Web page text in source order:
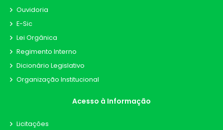
Ouvidoria
E-Sic
Lei Orgânica
Regimento Interno
Dicionário Legislativo
Organização Institucional
Acesso à Informação
Licitações